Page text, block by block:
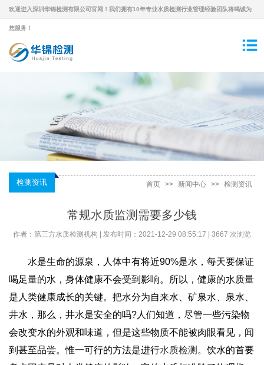
欢迎进入深圳华锦检测有限公司官网！我们拥有10年专业水质检测行业管理经验团队将竭诚为
您服务！
检测资讯 首页 >> 新闻中心 >> 检测资讯
常规水质监测需要多少钱
作者：第三方水质检测机构 | 发布时间：2021-12-29 08:55:17 | 3667 次浏览
水是生命的源泉，人体中有将近90%是水，每天要保证
喝足量的水，身体健康不会受到影响。所以，健康的水质量
是人类健康成长的关键。把水分为自来水、矿泉水、泉水、
井水，那么，井水是安全的吗?人们知道，尽管一些污染物
会改变水的外观和味道，但是这些物质不能被肉眼看见，闻
到甚至品尝。惟一可行的方法是进行水质检测 。饮水的首要